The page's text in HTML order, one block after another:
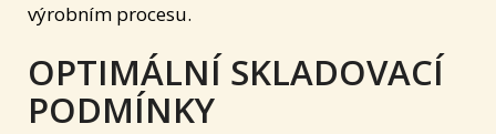
výrobním procesu.
OPTIMÁLNÍ SKLADOVACÍ
PODMÍNKY